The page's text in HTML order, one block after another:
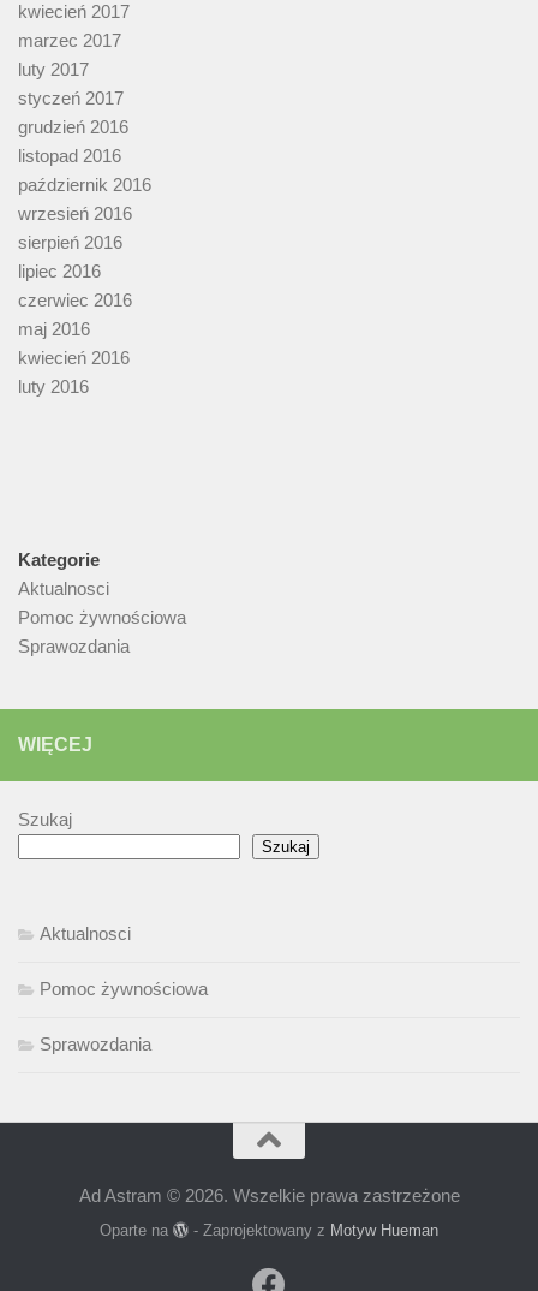
kwiecień 2017
marzec 2017
luty 2017
styczeń 2017
grudzień 2016
listopad 2016
październik 2016
wrzesień 2016
sierpień 2016
lipiec 2016
czerwiec 2016
maj 2016
kwiecień 2016
luty 2016
Kategorie
Aktualnosci
Pomoc żywnościowa
Sprawozdania
WIĘCEJ
Szukaj
Szukaj
Aktualnosci
Pomoc żywnościowa
Sprawozdania
Ad Astram © 2026. Wszelkie prawa zastrzeżone
Oparte na - Zaprojektowany z Motyw Hueman